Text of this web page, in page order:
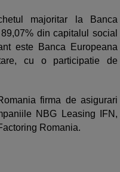
majoritar la Banca
din capitalul social
este Banca Europeana
cu o participatie de
firma de asigurari
NBG Leasing IFN,
Romania.